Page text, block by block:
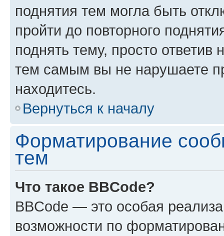
поднятия тем могла быть
пройти до повторного
поднять тему, просто ответив
тем самым вы не нарушаете
находитесь.
Вернуться к началу
Форматирование
тем
Что такое BBCode?
BBCode — это особая
возможности по